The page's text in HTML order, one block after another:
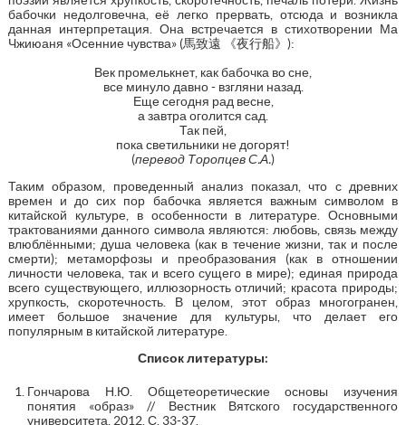
бабочки недолговечна, её легко прервать, отсюда и возникла
данная интерпретация. Она встречается в стихотворении Ма
Чжиюаня «Осенние чувства» (馬致遠 《夜行船》):
Век промелькнет, как бабочка во сне,
все минуло давно - взгляни назад.
Еще сегодня рад весне,
а завтра оголится сад.
Так пей,
пока светильники не догорят!
(перевод Торопцев С.А.)
Таким образом, проведенный анализ показал, что с древних
времен и до сих пор бабочка является важным символом в
китайской культуре, в особенности в литературе. Основными
трактованиями данного символа являются: любовь, связь между
влюблёнными; душа человека (как в течение жизни, так и после
смерти); метаморфозы и преобразования (как в отношении
личности человека, так и всего сущего в мире); единая природа
всего существующего, иллюзорность отличий; красота природы;
хрупкость, скоротечность. В целом, этот образ многогранен,
имеет большое значение для культуры, что делает его
популярным в китайской литературе.
Список литературы:
Гончарова Н.Ю. Общетеоретические основы изучения
понятия «образ» // Вестник Вятского государственного
университета, 2012. С. 33-37.